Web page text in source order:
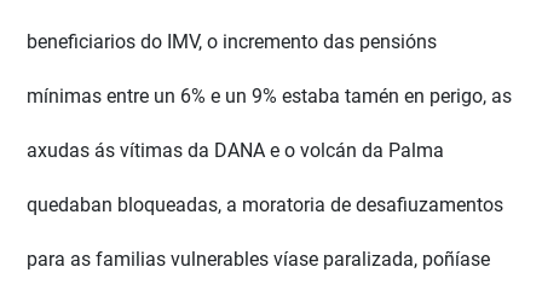
beneficiarios do IMV, o incremento das pensións
mínimas entre un 6% e un 9% estaba tamén en perigo, as
axudas ás vítimas da DANA e o volcán da Palma
quedaban bloqueadas, a moratoria de desafiuzamentos
para as familias vulnerables víase paralizada, poñíase